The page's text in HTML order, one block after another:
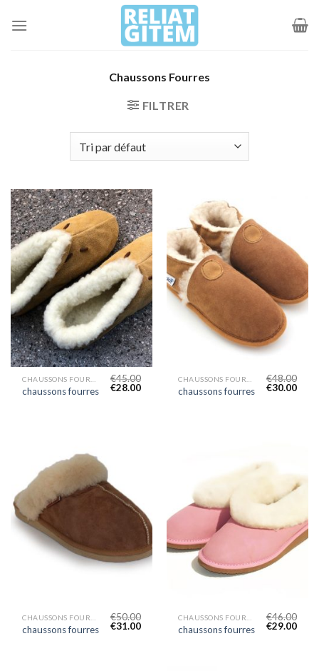
Chaussons Fourres
FILTRER
chaussons fourres
€45.00
€28.00 chaussons fourres
€48.00
€30.00
chaussons fourres
€50.00
€31.00 chaussons fourres
€46.00
€29.00